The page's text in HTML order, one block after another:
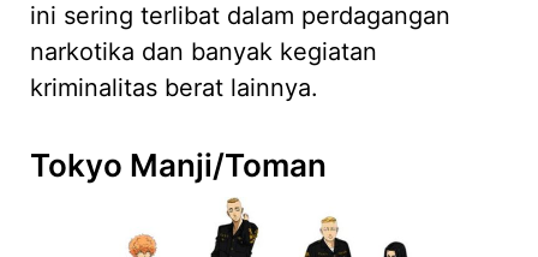
ini sering terlibat dalam perdagangan
narkotika dan banyak kegiatan
kriminalitas berat lainnya.
Tokyo Manji/Toman